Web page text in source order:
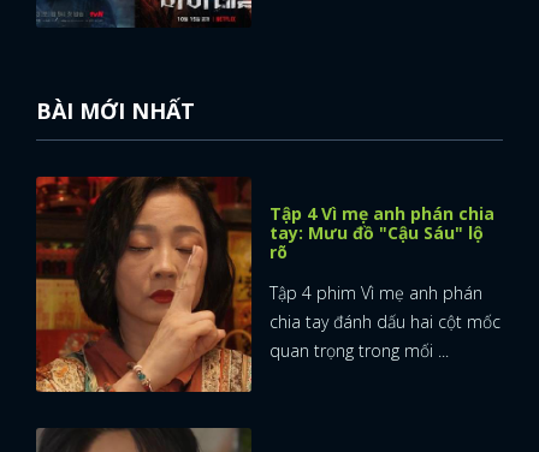
BÀI MỚI NHẤT
Tập 4 Vì mẹ anh phán chia
tay: Mưu đồ "Cậu Sáu" lộ
rõ
Tập 4 phim Vì mẹ anh phán
chia tay đánh dấu hai cột mốc
quan trọng trong mối ...